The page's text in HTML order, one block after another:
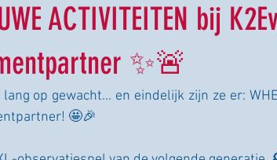
ACTIVITEITEN bij
✨🚨
op gewacht... en eindelijk zijn ze er:
🤩🎉